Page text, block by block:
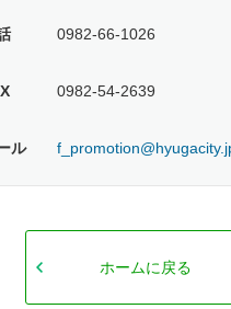
0982-66-1026
0982-54-2639
ル
ホームに戻る